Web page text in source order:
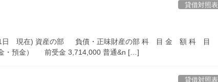
貸借対照表
31日 現在) 資産の部 負債・正味財産の部 科 目 金 額 科 目
預金） 前受金 3,714,000 普通&n […]
貸借対照表